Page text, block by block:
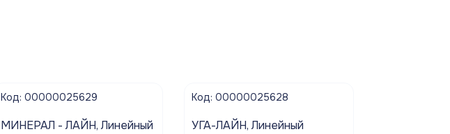
Код: 00000025629
МИНЕРАЛ - ЛАЙН, Линейный
Код: 00000025628
УГА-ЛАЙН, Линейный